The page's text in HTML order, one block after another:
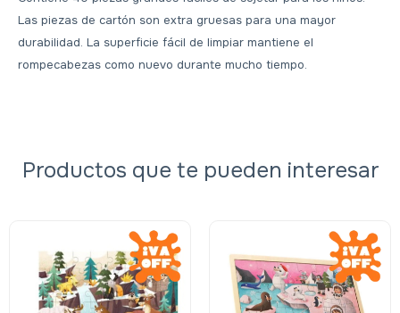
Las piezas de cartón son extra gruesas para una mayor
durabilidad. La superficie fácil de limpiar mantiene el
rompecabezas como nuevo durante mucho tiempo.
Productos que te pueden interesar